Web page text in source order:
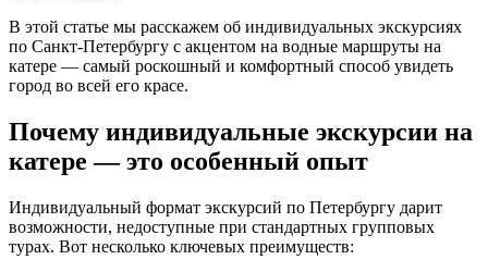
В этой статье мы расскажем об индивидуальных экскурсиях
по Санкт-Петербургу с акцентом на водные маршруты на
катере — самый роскошный и комфортный способ увидеть
город во всей его красе.
Почему индивидуальные экскурсии на
катере — это особенный опыт
Индивидуальный формат экскурсий по Петербургу дарит
возможности, недоступные при стандартных групповых
турах. Вот несколько ключевых преимуществ: